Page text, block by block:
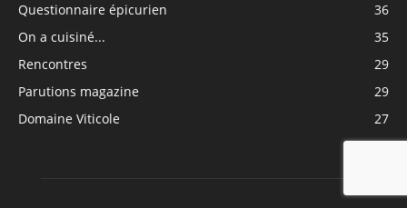
Questionnaire épicurien
36
On a cuisiné...
35
Rencontres
29
Parutions magazine
29
Domaine Viticole
27